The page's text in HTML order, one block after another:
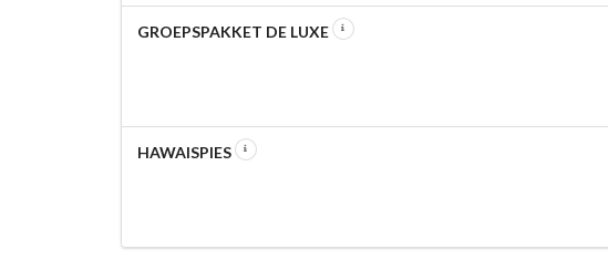
GROEPSPAKKET DE LUXE
HAWAISPIES